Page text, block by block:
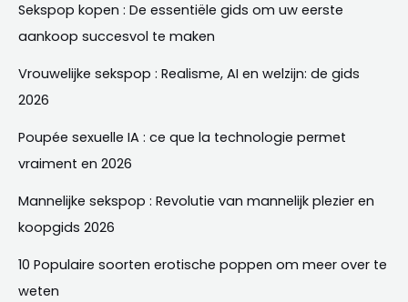
Sekspop kopen : De essentiële gids om uw eerste
aankoop succesvol te maken
Vrouwelijke sekspop : Realisme, AI en welzijn: de gids
2026
Poupée sexuelle IA : ce que la technologie permet
vraiment en 2026
Mannelijke sekspop : Revolutie van mannelijk plezier en
koopgids 2026
10 Populaire soorten erotische poppen om meer over te
weten